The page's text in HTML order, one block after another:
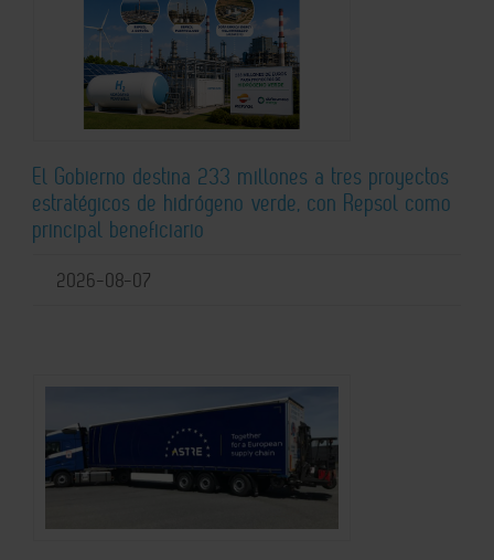
El Gobierno destina 233 millones a tres proyectos
estratégicos de hidrógeno verde, con Repsol como
principal beneficiario
2026-08-07